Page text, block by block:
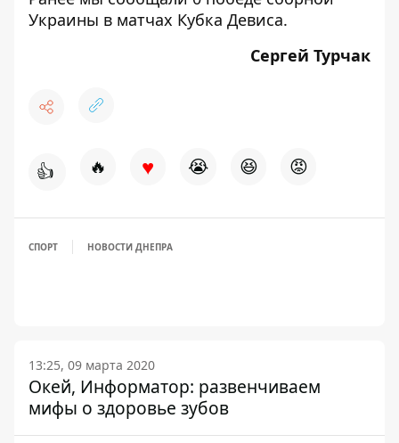
Украины в матчах Кубка Девиса.
Сергей Турчак
👍 🔥 ♥ 😭 😆 😡
СПОРТ НОВОСТИ ДНЕПРА
13:25, 09 марта 2020
Окей, Информатор: развенчиваем
мифы о здоровье зубов